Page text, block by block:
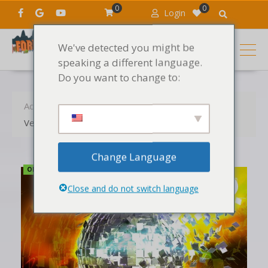
Login 0
0
Accueil Produits
Les sons
Vengeance Nu Disco Vol.1
OFFRE LIMITÉE !
We've detected you might be
speaking a different language.
Do you want to change to:
Change Language
Close and do not switch language